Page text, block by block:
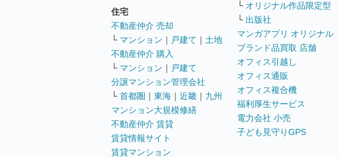
住宅
不動産仲介 売却
└ マンション ｜ 戸建て ｜ 土地
不動産仲介 購入
└ マンション ｜ 戸建て
分譲マンション管理会社
└ 首都圏 ｜ 東海 ｜ 近畿 ｜ 九州
マンション大規模修繕
不動産仲介 賃貸
賃貸情報サイト
賃貸マンション
└ オリジナル作品限定型
└ 出版社
マンガアプリ オリジナル
ブランド品買取 店舗
オフィス引越し
オフィス通販
オフィス複合機
福利厚生サービス
電力会社 小売
子ども見守りGPS